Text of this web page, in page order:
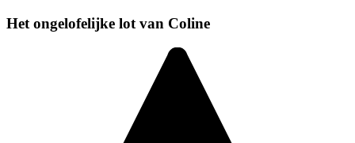
Het ongelofelijke lot van Coline